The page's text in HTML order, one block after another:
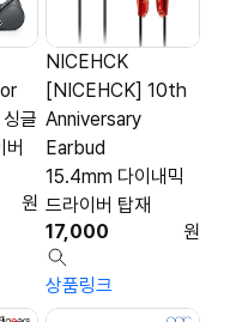
글
버
원
NICEHCK
[NICEHCK] 10th
Anniversary
Earbud
15.4mm 다이내믹
드라이버 탑재
17,000
원
상품링크